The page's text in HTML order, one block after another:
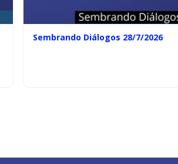
Sembrando Diálogos 28/7/2026